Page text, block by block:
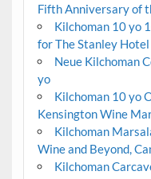
Fifth Anniversary of
Kilchoman 10 yo
for The Stanley Hotel
Neue Kilchoman
yo
Kilchoman 10 yo
Kensington Wine
Kilchoman
Wine and Beyond,
Kilchoman